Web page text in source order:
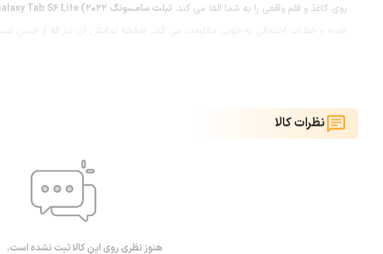
روی کاغذ و قلم واقعی را به شما القا می کند. تبلت سامسونگ G alaxy Tab S6 Lite (2022)
ضربه و خطرات احتمالی به خوبی مقاومت می کند. صفحه نمایش آن نیز که از جنس شیشه
S6 Lite 2022
میلی آمپر ساعت می باشد که در مدت زمان مشخصی به طور کامل شارژ می شود و دوام 24 ساعته را برای انجام امور مختلف ارائه می دهد.
نظرات کالا
هنوز نظری روی این کالا ثبت نشده است.